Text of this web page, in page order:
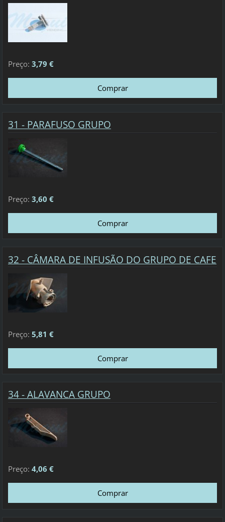
Preço: 3,79 €
31 - PARAFUSO GRUPO
Preço: 3,60 €
32 - CÂMARA DE INFUSÃO DO GRUPO DE CAFE
Preço: 5,81 €
34 - ALAVANCA GRUPO
Preço: 4,06 €